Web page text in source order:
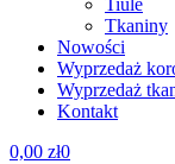
Tiule
Tkaniny
Nowości
Wyprzedaż
Wyprzedaż
Kontakt
0,00 zł0